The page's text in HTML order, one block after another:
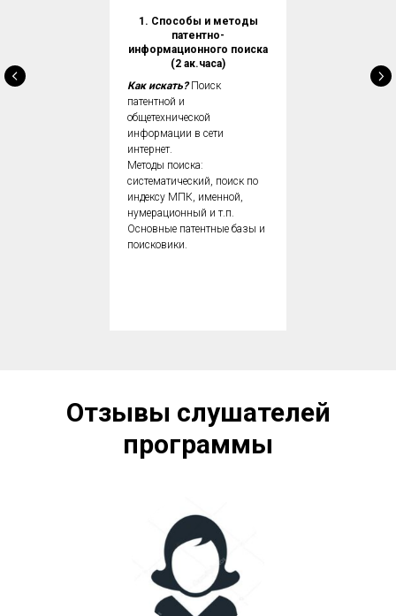
1. Способы и методы
патентно-
информационного поиска
(2 ак.часа)
Как искать?Поиск
патентной и
общетехнической
информации в сети
интернет.
Методы поиска:
систематический, поиск по
индексу МПК, именной,
нумерационный и т.п.
Основные патентные базы и
поисковики.
Отзывы слушателей
программы